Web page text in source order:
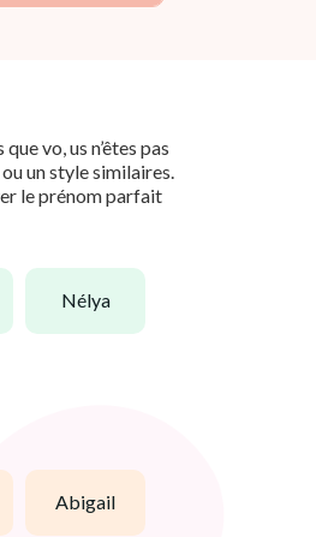
vo, us n’êtes pas
un style similaires.
le prénom parfait
nélya
abigail